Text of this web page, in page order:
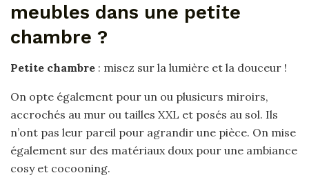
meubles dans une petite
chambre ?
Petite chambre : misez sur la lumière et la douceur !
On opte également pour un ou plusieurs miroirs,
accrochés au mur ou tailles XXL et posés au sol. Ils
n’ont pas leur pareil pour agrandir une pièce. On mise
également sur des matériaux doux pour une ambiance
cosy et cocooning.